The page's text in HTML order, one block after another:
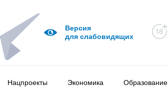
Версия
для слабовидящих
Нацпроекты Экономика Образование